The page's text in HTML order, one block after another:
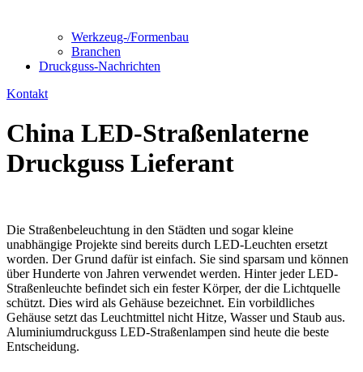
Werkzeug-/Formenbau
Branchen
Druckguss-Nachrichten
Kontakt
China LED-Straßenlaterne
Druckguss Lieferant
Die Straßenbeleuchtung in den Städten und sogar kleine
unabhängige Projekte sind bereits durch LED-Leuchten ersetzt
worden. Der Grund dafür ist einfach. Sie sind sparsam und können
über Hunderte von Jahren verwendet werden. Hinter jeder LED-
Straßenleuchte befindet sich ein fester Körper, der die Lichtquelle
schützt. Dies wird als Gehäuse bezeichnet. Ein vorbildliches
Gehäuse setzt das Leuchtmittel nicht Hitze, Wasser und Staub aus.
Aluminiumdruckguss LED-Straßenlampen sind heute die beste
Entscheidung.